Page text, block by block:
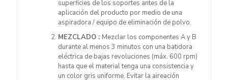
superficies de los soportes antes de la
aplicación del producto por medio de una
aspiradora / equipo de eliminación de polvo.
MEZCLADO : Mezclar los componentes A y B
durante al menos 3 minutos con una batidora
eléctrica de bajas revoluciones (máx. 600 rpm)
hasta que el material tenga una consistencia y
un color gris uniforme. Evitar la aireación